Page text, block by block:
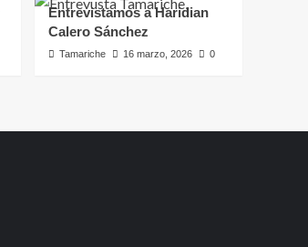
Entrevistamos a Haridian
Calero Sánchez
Tamariche 16 marzo, 2026 0